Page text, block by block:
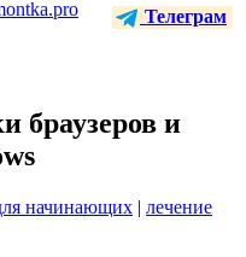
Телеграм
браузеров и
начинающих | лечение